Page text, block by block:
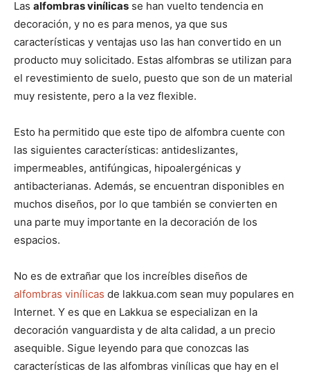
p
r
i
r
e
n
w
t
t
e
r
)
p
r
i
r
e
n
e
o
o
k
p
r
t
i
r
e
n
t
r
e
s
t
p
r
i
r
e
n
i
i
r
e
n
p
p
Las alfombras vinílicas se han vuelto tendencia en
decoración, y no es para menos, ya que sus
características y ventajas uso las han convertido en un
producto muy solicitado. Estas alfombras se utilizan para
el revestimiento de suelo, puesto que son de un material
muy resistente, pero a la vez flexible.
Esto ha permitido que este tipo de alfombra cuente con
las siguientes características: antideslizantes,
impermeables, antifúngicas, hipoalergénicas y
antibacterianas. Además, se encuentran disponibles en
muchos diseños, por lo que también se convierten en
una parte muy importante en la decoración de los
espacios.
No es de extrañar que los increíbles diseños de
alfombras vinílicas de lakkua.com sean muy populares en
Internet. Y es que en Lakkua se especializan en la
decoración vanguardista y de alta calidad, a un precio
asequible. Sigue leyendo para que conozcas las
características de las alfombras vinílicas que hay en el